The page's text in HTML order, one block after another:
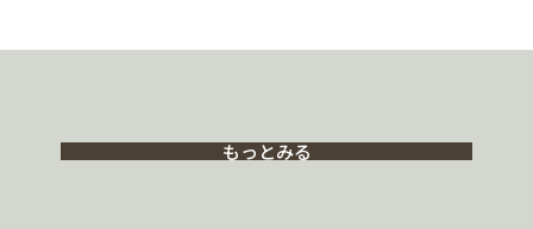
もっとみる